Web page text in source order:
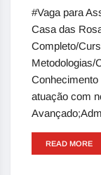
#Vaga para
Casa das
Completo/
Metodologias/
atuação com
READ MORE